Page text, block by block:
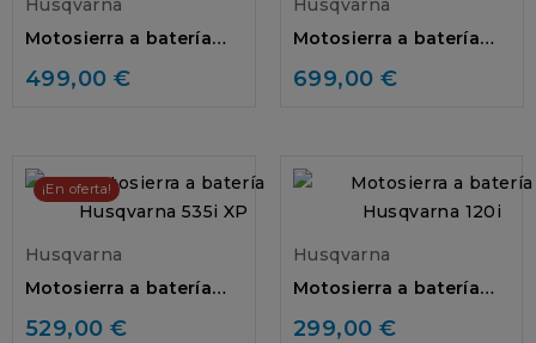
Husqvarna
Motosierra a batería
499,00 €
Husqvarna
Motosierra a batería
699,00 €
¡En oferta!
Husqvarna
Motosierra a batería
529,00 €
Husqvarna
Motosierra a batería
299,00 €